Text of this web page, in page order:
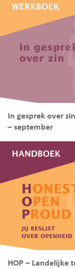
In gesprek over
– september
HOP – Landelijke